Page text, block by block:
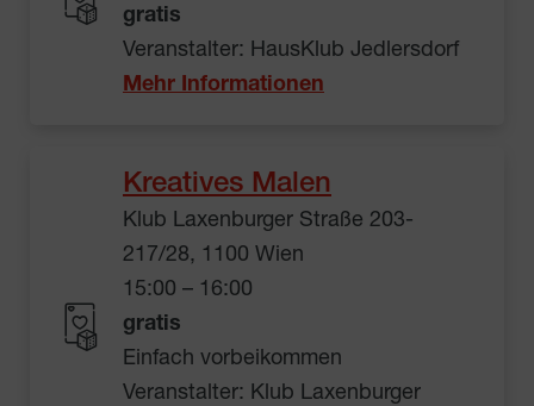
gratis
Veranstalter: HausKlub Jedlersdorf
Mehr Informationen
Kreatives Malen
Klub Laxenburger Straße 203-
217/28, 1100 Wien
15:00 – 16:00
gratis
Einfach vorbeikommen
Veranstalter: Klub Laxenburger